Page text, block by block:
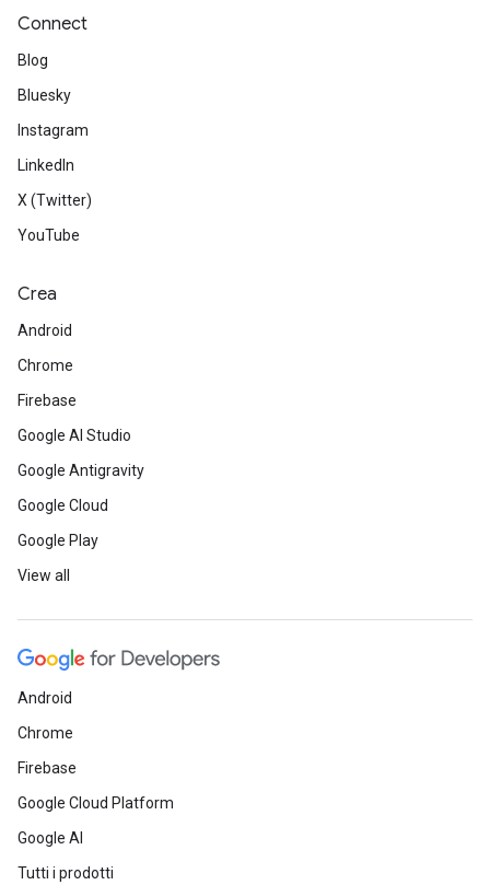
Connect
Blog
Bluesky
Instagram
LinkedIn
X (Twitter)
YouTube
Crea
Android
Chrome
Firebase
Google AI Studio
Google Antigravity
Google Cloud
Google Play
View all
Android
Chrome
Firebase
Google Cloud Platform
Google AI
Tutti i prodotti